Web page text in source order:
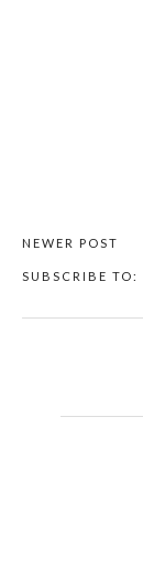
NEWER POST
SUBSCRIBE TO: